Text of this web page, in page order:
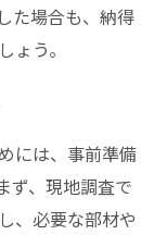
た場合も、納得
う。
には、事前準備
ず、現地調査で
、必要な部材や